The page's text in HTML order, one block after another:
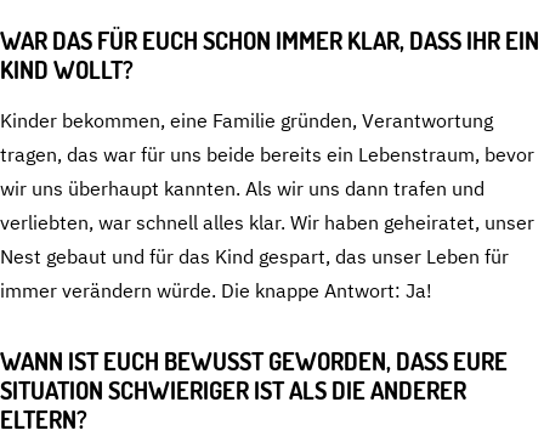
WAR DAS FÜR EUCH SCHON IMMER KLAR, DASS IHR EIN
KIND WOLLT?
Kinder bekommen, eine Familie gründen, Verantwortung
tragen, das war für uns beide bereits ein Lebenstraum, bevor
wir uns überhaupt kannten. Als wir uns dann trafen und
verliebten, war schnell alles klar. Wir haben geheiratet, unser
Nest gebaut und für das Kind gespart, das unser Leben für
immer verändern würde. Die knappe Antwort: Ja!
WANN IST EUCH BEWUSST GEWORDEN, DASS EURE
SITUATION SCHWIERIGER IST ALS DIE ANDERER
ELTERN?